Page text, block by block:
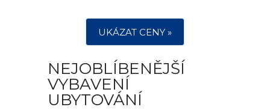
UKÁZAT CENY »
NEJOBLÍBENĚJŠÍ
VYBAVENÍ
UBYTOVÁNÍ